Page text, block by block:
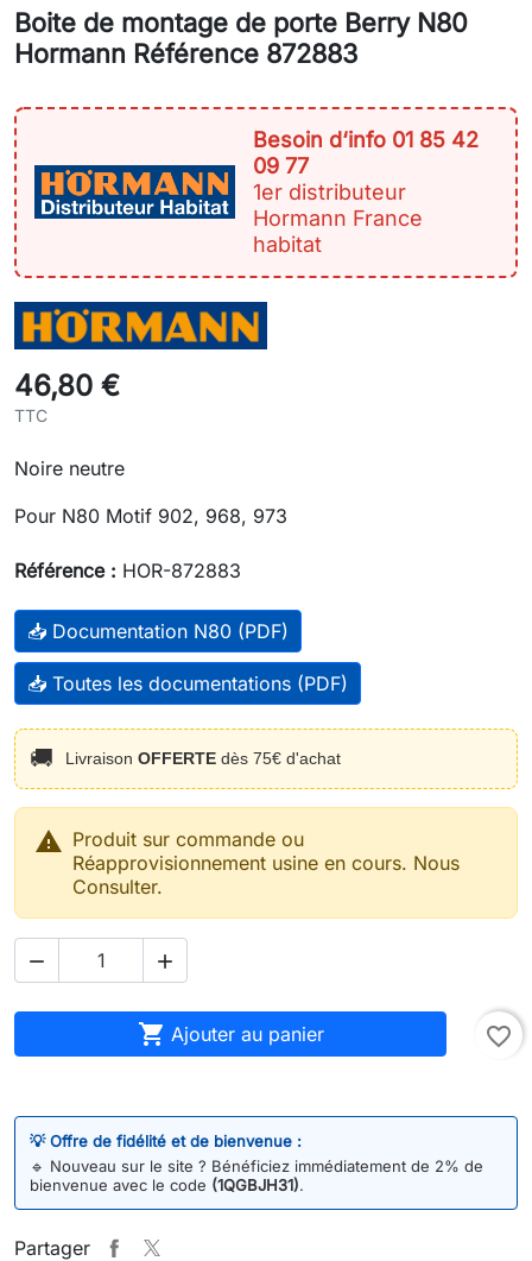
Boite de montage de porte Berry N80
Hormann Référence 872883
Besoin d‘info 01 85 42
09 77
1er distributeur
Hormann France
habitat
46,80 €
TTC
Noire neutre
Pour N80 Motif 902, 968, 973
Référence : HOR-872883
📥 Documentation N80 (PDF)
📥 Toutes les documentations (PDF)
🚚 Livraison OFFERTE dès 75€ d'achat
 Produit sur commande ou
Réapprovisionnement usine en cours. Nous
Consulter.
 
 Ajouter au panier favorite_border
💡 Offre de fidélité et de bienvenue :
🔹 Nouveau sur le site ? Bénéficiez immédiatement de 2% de
bienvenue avec le code (1QGBJH31).
Partager